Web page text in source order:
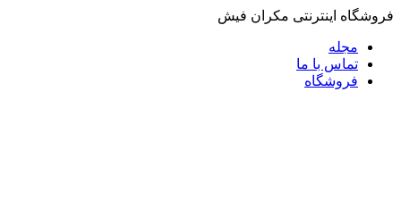
فروشگاه اینترنتی مکران فیش
مجله
تماس با ما
فروشگاه